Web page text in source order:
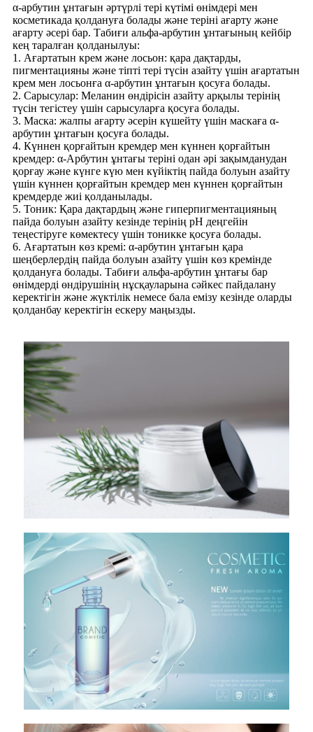
α-арбутин ұнтағын әртүрлі тері күтімі өнімдері мен
косметикада қолдануға болады және теріні ағарту және
ағарту әсері бар. Табиғи альфа-арбутин ұнтағының кейбір
кең таралған қолданылуы:
1. Ағартатын крем және лосьон: қара дақтарды,
пигментацияны және тіпті тері түсін азайту үшін ағартатын
крем мен лосьонға α-арбутин ұнтағын қосуға болады.
2. Сарысулар: Меланин өндірісін азайту арқылы терінің
түсін тегістеу үшін сарысуларға қосуға болады.
3. Маска: жалпы ағарту әсерін күшейту үшін маскаға α-
арбутин ұнтағын қосуға болады.
4. Күннен қорғайтын кремдер мен күннен қорғайтын
кремдер: α-Арбутин ұнтағы теріні одан әрі зақымданудан
қорғау және күнге күю мен күйіктің пайда болуын азайту
үшін күннен қорғайтын кремдер мен күннен қорғайтын
кремдерде жиі қолданылады.
5. Тоник: Қара дақтардың және гиперпигментацияның
пайда болуын азайту кезінде терінің рН деңгейін
теңестіруге көмектесу үшін тоникке қосуға болады.
6. Ағартатын көз кремі: α-арбутин ұнтағын қара
шеңберлердің пайда болуын азайту үшін көз кремінде
қолдануға болады. Табиғи альфа-арбутин ұнтағы бар
өнімдерді өндірушінің нұсқауларына сәйкес пайдалану
керектігін және жүктілік немесе бала емізу кезінде оларды
қолданбау керектігін ескеру маңызды.